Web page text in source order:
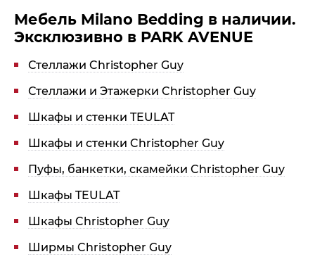
Мебель Milano Bedding в наличии.
Эксклюзивно в PARK AVENUE
Стеллажи Christopher Guy
Стеллажи и Этажерки Christopher Guy
Шкафы и стенки TEULAT
Шкафы и стенки Christopher Guy
Пуфы, банкетки, скамейки Christopher Guy
Шкафы TEULAT
Шкафы Christopher Guy
Ширмы Christopher Guy